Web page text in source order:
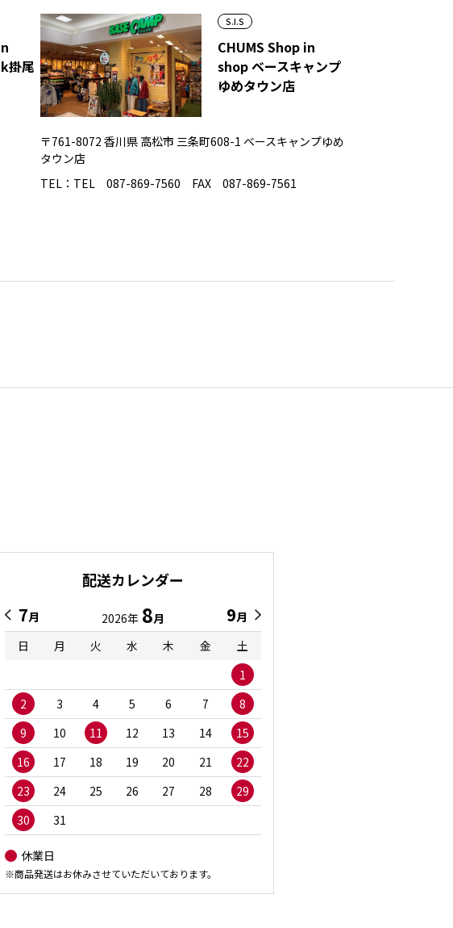
掛尾
S.I.S
CHUMS Shop in
shop ベースキャンプ
ゆめタウン店
〒761-8072 香川県 高松市 三条町608-1 ベースキャンプゆめ
タウン店
TEL：TEL 087-869-7560 FAX 087-869-7561
配送カレンダー
7月 2026年 8月 9月
日
月 火 水 木 金
土
1
2
3 4 5 6 7
8
9
10 11 12 13 14
15
16
17 18 19 20 21
22
23
24 25 26 27 28
29
30
31
休業日
※商品発送はお休みさせていただいております。